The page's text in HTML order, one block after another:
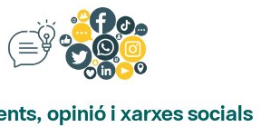
opinió i xarxes socials